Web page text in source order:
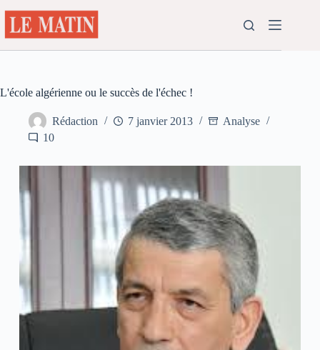
au
contenu
L'école algérienne ou le succès de l'échec !
Rédaction 7 janvier 2013
Analyse
10